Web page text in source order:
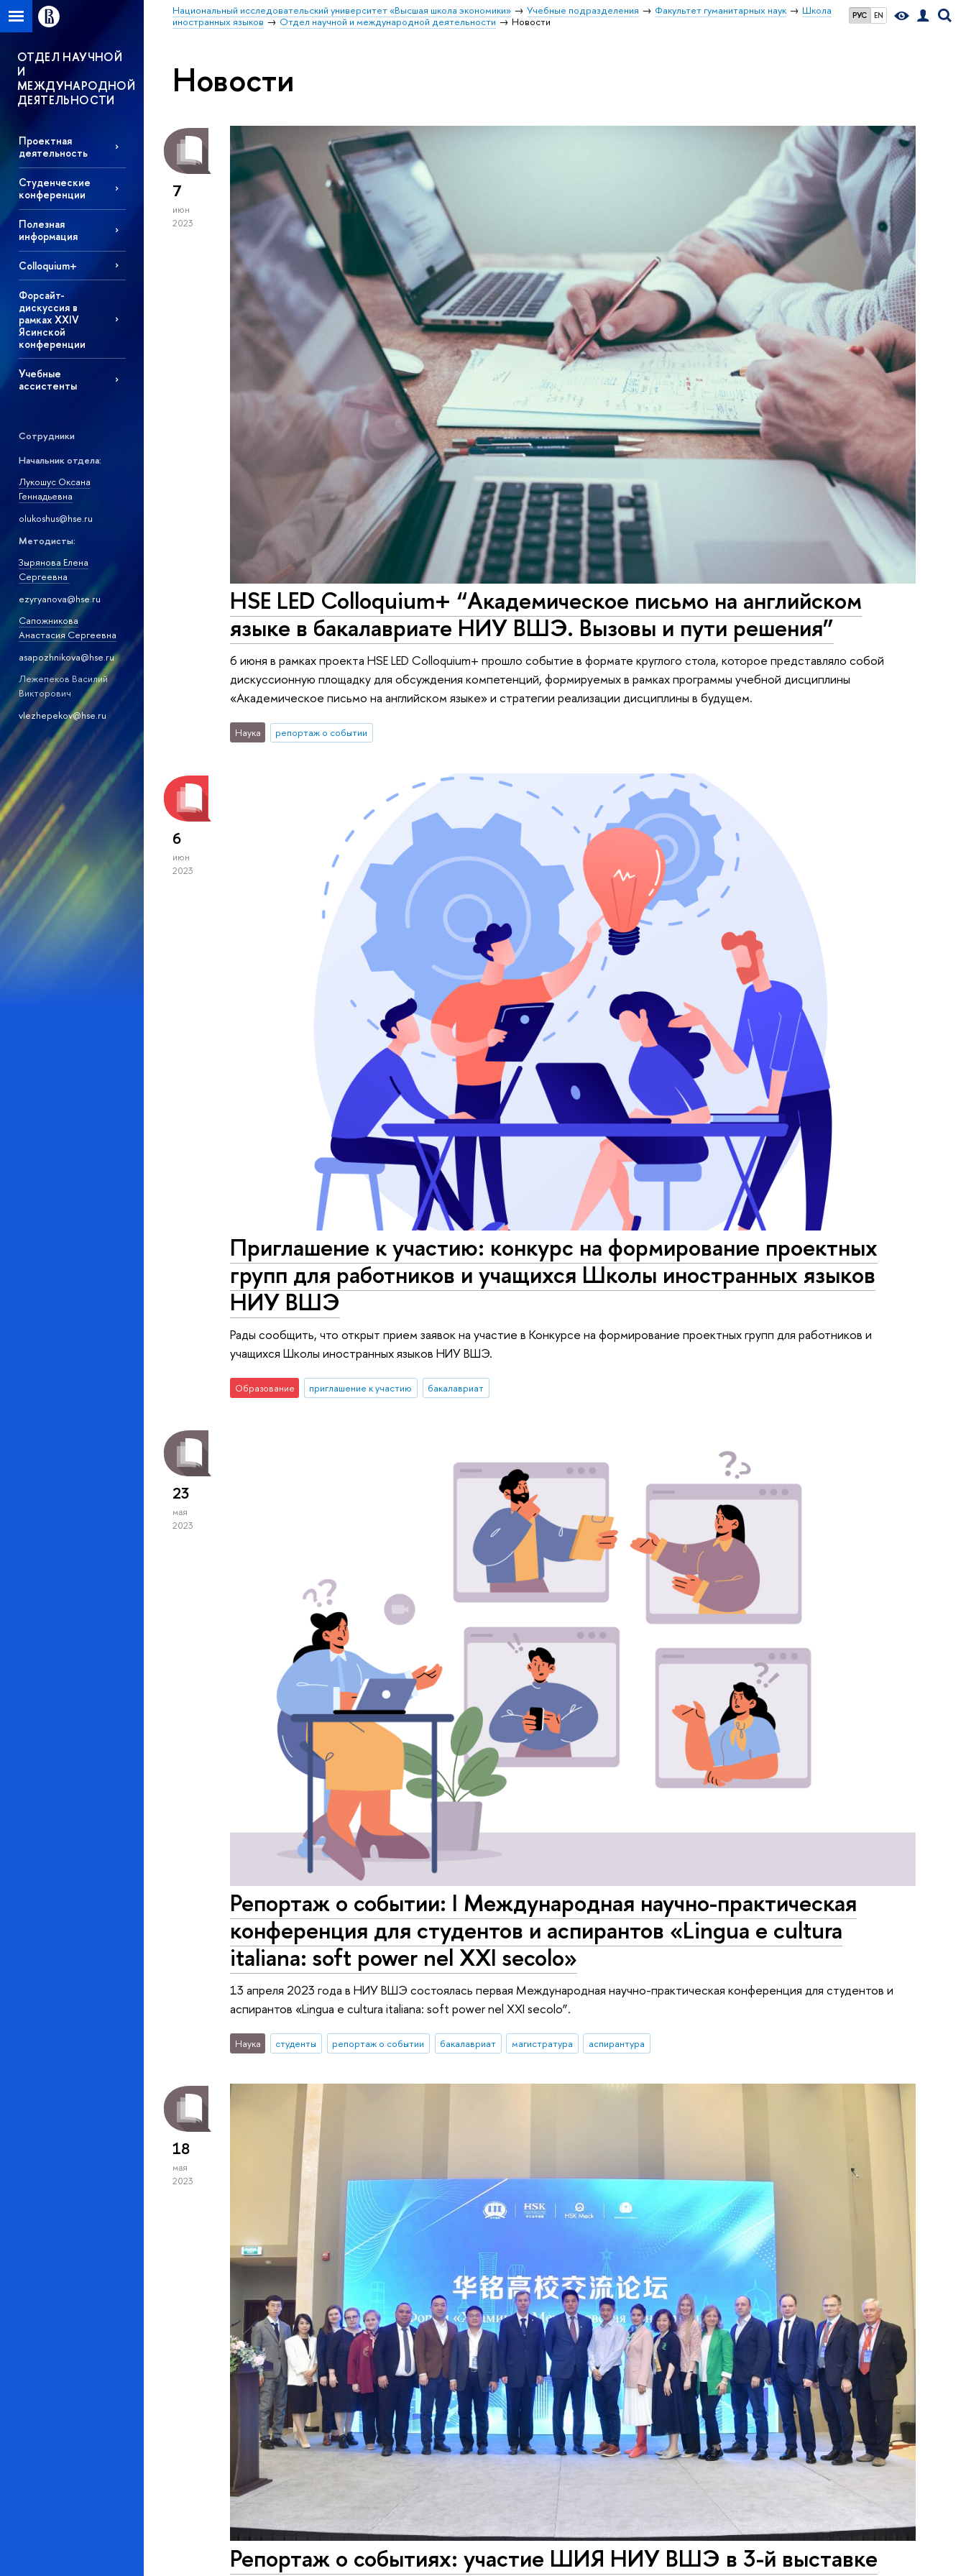
РУС EN
Национальный исследовательский университет «Высшая школа экономики» Учебные подразделения Факультет гуманитарных наук
Школа
иностранных языков
Отдел научной и международной деятельности Новости
ОТДЕЛ НАУЧНОЙ
И
МЕЖДУНАРОДНОЙ
ДЕЯТЕЛЬНОСТИ
Проектная
деятельность
Студенческие
конференции
Полезная
информация
Colloquium+
Форсайт-
дискуссия в
рамках XXIV
Ясинской
конференции
Учебные
ассистенты
Сотрудники
Начальник отдела:
Лукошус Оксана
Геннадьевна
olukoshus@hse.ru
Методисты:
Зырянова Елена
Сергеевна
ezyryanova@hse.ru
Сапожникова
Анастасия Сергеевна
asapozhnikova@hse.ru
Лежепеков Василий
Викторович
vlezhepekov@hse.ru
Новости
7
июн
2023
HSE LED Colloquium+ “Академическое письмо на английском
языке в бакалавриате НИУ ВШЭ. Вызовы и пути решения”
6 июня в рамках проекта HSE LED Colloquium+ прошло событие в формате круглого стола, которое представляло собой
дискуссионную площадку для обсуждения компетенций, формируемых в рамках программы учебной дисциплины
«Академическое письмо на английском языке» и стратегии реализации дисциплины в будущем.
Наука репортаж о событии
6
июн
2023
Приглашение к участию: конкурс на формирование проектных
групп для работников и учащихся Школы иностранных языков
НИУ ВШЭ
Рады сообщить, что открыт прием заявок на участие в Конкурсе на формирование проектных групп для работников и
учащихся Школы иностранных языков НИУ ВШЭ.
Образование приглашение к участию бакалавриат
23
мая
2023
Репортаж о событии: I Международная научно-практическая
конференция для студентов и аспирантов «Lingua e cultura
italiana: soft power nel XXI secolo»
13 апреля 2023 года в НИУ ВШЭ состоялась первая Международная научно-практическая конференция для студентов и
аспирантов «Lingua e cultura italiana: soft power nel XXI secolo”.
Наука студенты репортаж о событии бакалавриат магистратура аспирантура
18
мая
2023
Репортаж о событиях: участие ШИЯ НИУ ВШЭ в 3-й выставке